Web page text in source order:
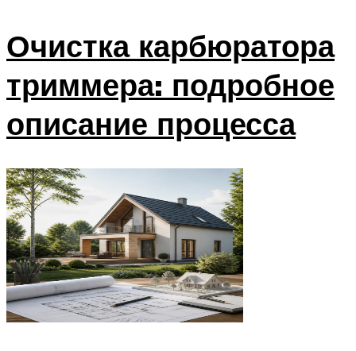
Очистка карбюратора
триммера: подробное
описание процесса